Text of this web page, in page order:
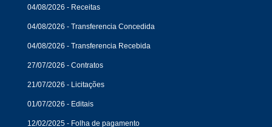
04/08/2026 - Receitas
04/08/2026 - Transferencia Concedida
04/08/2026 - Transferencia Recebida
27/07/2026 - Contratos
21/07/2026 - Licitações
01/07/2026 - Editais
12/02/2025 - Folha de pagamento